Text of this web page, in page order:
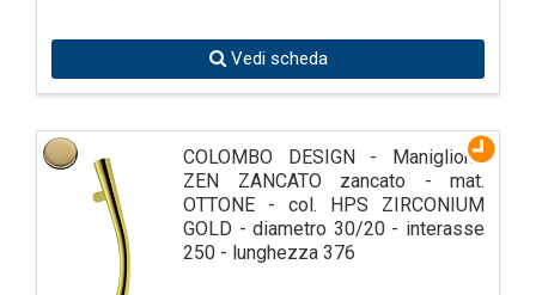
Vedi scheda
COLOMBO DESIGN - Maniglione
ZEN ZANCATO zancato - mat.
OTTONE - col. HPS ZIRCONIUM
GOLD - diametro 30/20 - interasse
250 - lunghezza 376